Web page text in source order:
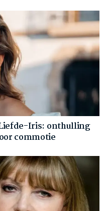
Iris: onthulling
commotie